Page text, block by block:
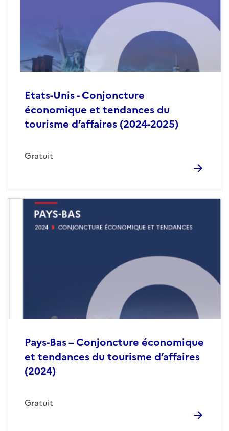
Etats-Unis - Conjoncture
économique et tendances du
tourisme d’affaires (2024-2025)
Gratuit
Pays-Bas – Conjoncture économique
et tendances du tourisme d’affaires
(2024)
Gratuit